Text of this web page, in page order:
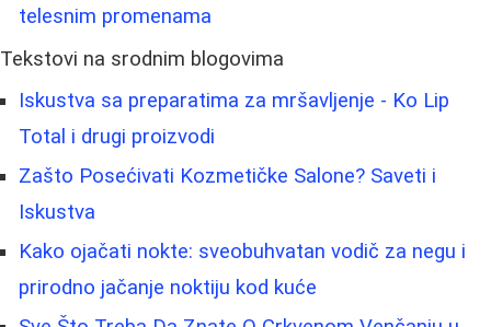
telesnim promenama
Tekstovi na srodnim blogovima
Iskustva sa preparatima za mršavljenje - Ko Lip
Total i drugi proizvodi
Zašto Posećivati Kozmetičke Salone? Saveti i
Iskustva
Kako ojačati nokte: sveobuhvatan vodič za negu i
prirodno jačanje noktiju kod kuće